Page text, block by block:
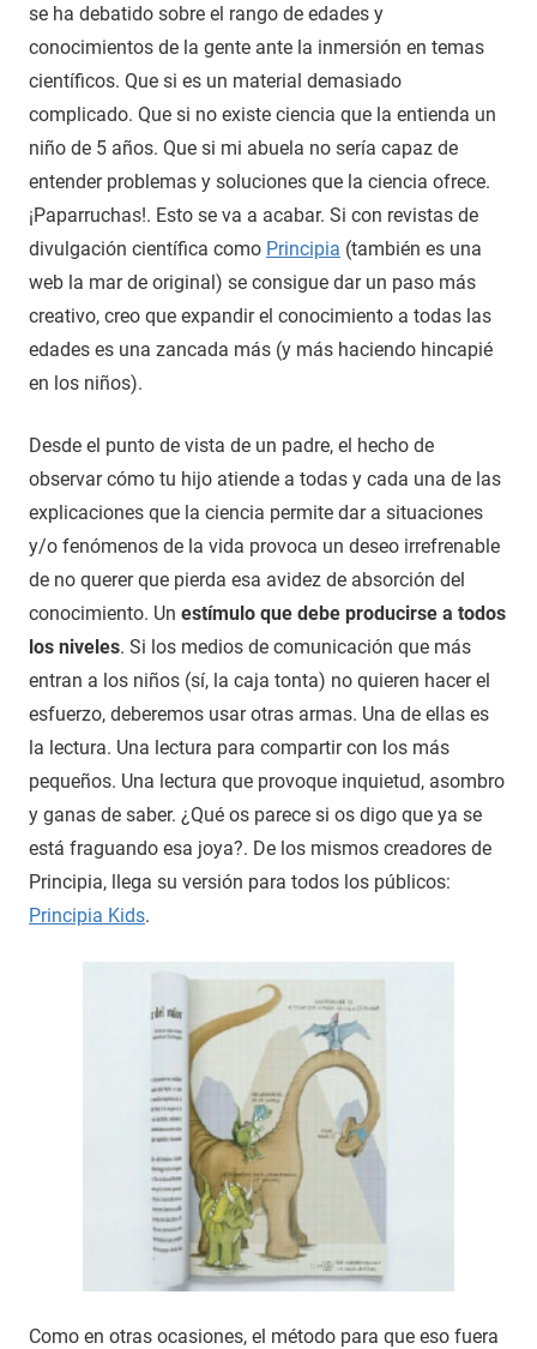
se ha debatido sobre el rango de edades y
conocimientos de la gente ante la inmersión en temas
científicos. Que si es un material demasiado
complicado. Que si no existe ciencia que la entienda un
niño de 5 años. Que si mi abuela no sería capaz de
entender problemas y soluciones que la ciencia ofrece.
¡Paparruchas!. Esto se va a acabar. Si con revistas de
divulgación científica como Principia (también es una
web la mar de original) se consigue dar un paso más
creativo, creo que expandir el conocimiento a todas las
edades es una zancada más (y más haciendo hincapié
en los niños).
Desde el punto de vista de un padre, el hecho de
observar cómo tu hijo atiende a todas y cada una de las
explicaciones que la ciencia permite dar a situaciones
y/o fenómenos de la vida provoca un deseo irrefrenable
de no querer que pierda esa avidez de absorción del
conocimiento. Un estímulo que debe producirse a todos
los niveles. Si los medios de comunicación que más
entran a los niños (sí, la caja tonta) no quieren hacer el
esfuerzo, deberemos usar otras armas. Una de ellas es
la lectura. Una lectura para compartir con los más
pequeños. Una lectura que provoque inquietud, asombro
y ganas de saber. ¿Qué os parece si os digo que ya se
está fraguando esa joya?. De los mismos creadores de
Principia, llega su versión para todos los públicos:
Principia Kids.
Como en otras ocasiones, el método para que eso fuera